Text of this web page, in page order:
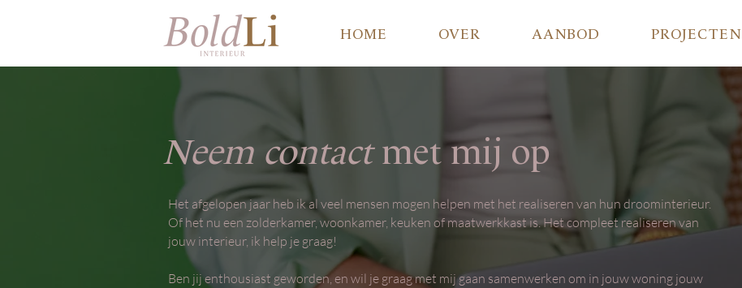
HOME OVER AANBOD PROJECTEN
Neem contact met mij op
Het afgelopen jaar heb ik al veel mensen mogen helpen met het realiseren van hun droominterieur.
Of het nu een zolderkamer, woonkamer, keuken of maatwerkkast is. Het compleet realiseren van
jouw interieur, ik help je graag!
Ben jij enthousiast geworden, en wil je graag met mij gaan samenwerken om in jouw woning jouw